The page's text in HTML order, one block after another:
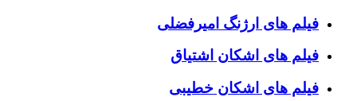
فیلم های ارژنگ امیرفضلی
فیلم های اشکان اشتیاق
فیلم های اشکان خطیبی